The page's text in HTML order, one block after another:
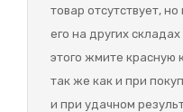
товар отсутствует,
его на других
этого жмите красную
так же как и при
и при удачном